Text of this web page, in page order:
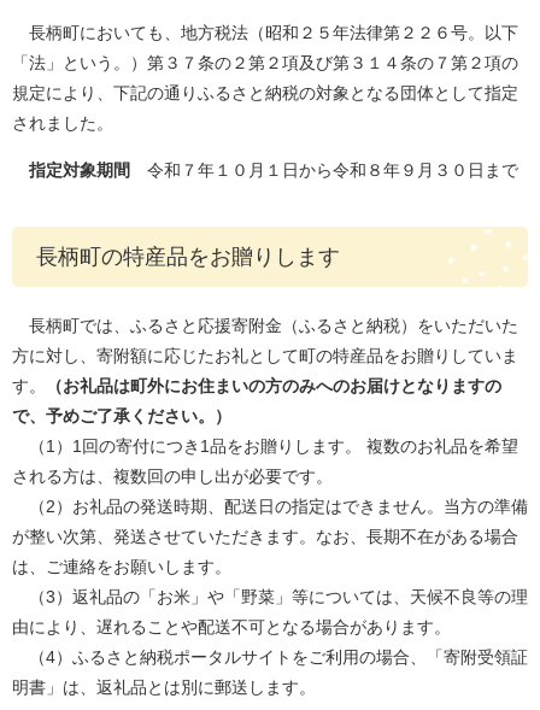
長柄町においても、地方税法（昭和２５年法律第２２６号。以下
「法」という。）第３７条の２第２項及び第３１４条の７第２項の
規定により、下記の通りふるさと納税の対象となる団体として指定
されました。
指定対象期間 令和７年１０月１日から令和８年９月３０日まで
長柄町の特産品をお贈りします
長柄町では、ふるさと応援寄附金（ふるさと納税）をいただいた
方に対し、寄附額に応じたお礼として町の特産品をお贈りしていま
す。
（お礼品は町外にお住まいの方のみへのお届けとなりますの
で、予めご了承ください。）
（1）1回の寄付につき1品をお贈りします。 複数のお礼品を希望
される方は、複数回の申し出が必要です。
（2）お礼品の発送時期、配送日の指定はできません。当方の準備
が整い次第、発送させていただきます。なお、長期不在がある場合
は、ご連絡をお願いします。
（3）返礼品の「お米」や「野菜」等については、天候不良等の理
由により、遅れることや配送不可となる場合があります。
（4）ふるさと納税ポータルサイトをご利用の場合、「寄附受領証
明書」は、返礼品とは別に郵送します。